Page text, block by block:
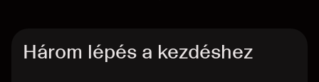
Három lépés a kezdéshez